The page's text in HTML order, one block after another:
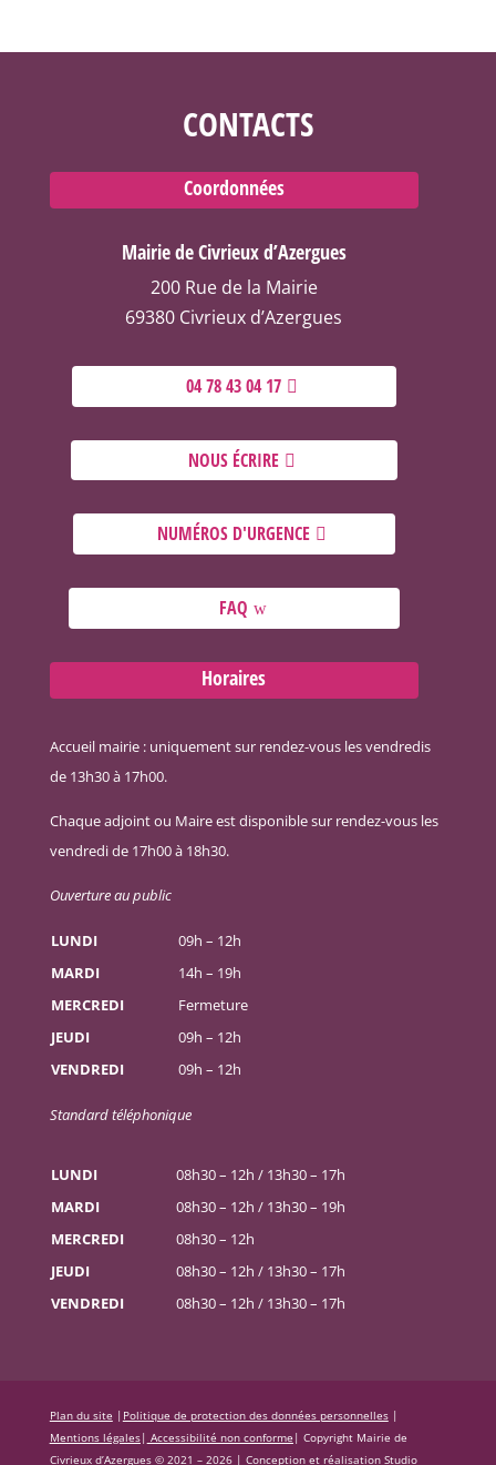
CONTACTS
Coordonnées
Mairie de Civrieux d’Azergues
200 Rue de la Mairie
69380 Civrieux d’Azergues
04 78 43 04 17
NOUS ÉCRIRE
NUMÉROS D'URGENCE
FAQ
Horaires
Accueil mairie : uniquement sur rendez-vous les vendredis
de 13h30 à 17h00.
Chaque adjoint ou Maire est disponible sur rendez-vous les
vendredi de 17h00 à 18h30.
Ouverture au public
LUNDI
09h – 12h
MARDI
14h – 19h
MERCREDI
Fermeture
JEUDI
09h – 12h
VENDREDI
09h – 12h
Standard téléphonique
LUNDI
08h30 – 12h / 13h30 – 17h
MARDI
08h30 – 12h / 13h30 – 19h
MERCREDI
08h30 – 12h
JEUDI
08h30 – 12h / 13h30 – 17h
VENDREDI
08h30 – 12h / 13h30 – 17h
Plan du site | Politique de protection des données personnelles|
Mentions légales| Accessibilité non conforme | Copyright Mairie de
Civrieux d’Azergues © 2021 – 2026 | Conception et réalisation Studio